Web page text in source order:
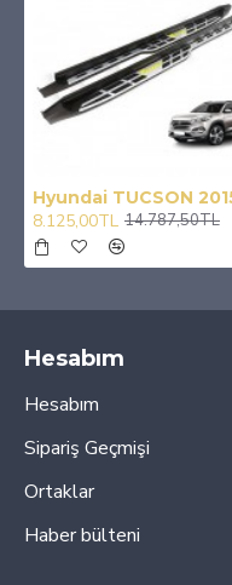
8.125,00TL 14.787,50TL
Hesabım
Hesabım
Sipariş Geçmişi
Ortaklar
Haber bülteni